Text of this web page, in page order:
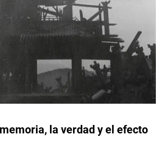
la verdad y el efecto